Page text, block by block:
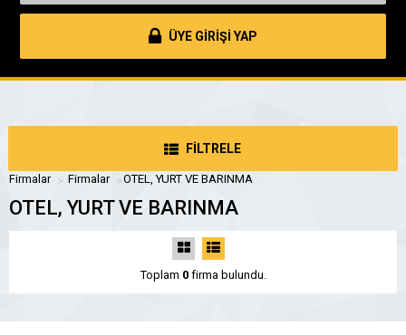
ÜYE GİRİŞİ YAP
FİLTRELE
Firmalar Firmalar OTEL, YURT VE BARINMA
OTEL, YURT VE BARINMA
Toplam 0firma bulundu.